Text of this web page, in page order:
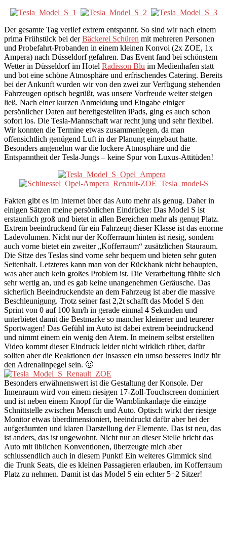
Der gesamte Tag verlief extrem entspannt. So sind wir nach einem
prima Frühstück bei derBäckerei Schüren mit mehreren Personen
und Probefahrt-Probanden in einem kleinen Konvoi (2x ZOE, 1x
Ampera) nach Düsseldorf gefahren. Das Event fand bei schönstem
Wetter in Düsseldorf im Hotel Radisson Blu im Medienhafen statt
und bot eine schöne Atmosphäre und erfrischendes Catering. Bereits
bei der Ankunft wurden wir von den zwei zur Verfügung stehenden
Fahrzeugen optisch begrüßt, was unsere Vorfreude weiter steigen
ließ. Nach einer kurzen Anmeldung und Eingabe einiger
persönlicher Daten auf bereitgestellten iPads, ging es auch schon
sofort los. Die Tesla-Mannschaft war recht jung und sehr flexibel.
Wir konnten die Termine etwas zusammenlegen, da man
offensichtlich genügend Luft in der Planung eingebaut hatte.
Besonders angenehm war die lockere Atmosphäre und die
Entspanntheit der Tesla-Jungs – keine Spur von Luxus-Attitüden!
Fakten gibt es im Internet über das Auto mehr als genug. Daher in
einigen Sätzen meine persönlichen Eindrücke: Das Model S ist
erstaunlich groß und bietet in allen Bereichen mehr als genug Platz.
Extrem beeindruckend für ein Fahrzeug dieser Klasse ist das enorme
Ladevolumen. Nicht nur der Kofferraum hinten ist riesig, sondern
auch vorne bietet ein zweiter „Kofferraum“ zusätzlichen Stauraum.
Die Sitze des Teslas sind vorne sehr bequem und bieten sehr guten
Seitenhalt. Letzteres kann man von der Rückbank nicht behaupten,
was aber auch kein großes Problem ist. Die Verarbeitung fühlte sich
sehr wertig an, und es gab keine unangenehmen Geräusche. Das
sicherlich Beeindruckendste an dem Fahrzeug ist aber die massive
Beschleunigung. Trotz seiner fast 2,2t schafft das Model S den
Sprint von 0 auf 100 km/h in gerade einmal 4 Sekunden und
unterbietet damit die Bestmarke so mancher kleinerer und teurerer
Sportwagen! Das Gefühl im Auto ist dabei extrem beeindruckend
und nimmt einem ein wenig den Atem. In meinem selbst erstellten
Video kommt dieser Eindruck leider nicht wirklich rüber, dafür
sollten aber die Reaktionen der Insassen ein umso besseres Indiz für
den Adrenalinpegel sein. 🙂
Besonders erwähnenswert ist die Gestaltung der Konsole. Der
Innenraum wird von einem riesigen 17-Zoll-Touchscreen dominiert
und ist neben einem Knopf für die Warnblinkanlage die einzige
Schnittstelle zwischen Mensch und Auto. Optisch wirkt der riesige
Monitor etwas überdimensioniert, beeindruckt dafür aber bei der
aufgeräumten und klaren Darstellung der Elemente. Das ist neu, das
ist anders, das ist ungewohnt. Nicht nur an dieser Stelle bricht das
Auto mit üblichen Konventionen, überzeugte mich aber
schlussendlich auch in diesem Punkt! Ein weiteres Gimmick sind
die Trunk Seats, die es kleinen Passagieren erlauben, im Kofferraum
Platz zu nehmen. Damit ist das Model S ein echter 5+2 Sitzer!